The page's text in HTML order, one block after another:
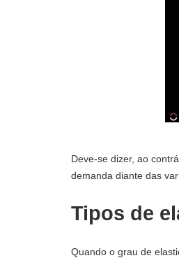
Deve-se dizer, ao
demanda diante das
Tipos de
Quando o grau de